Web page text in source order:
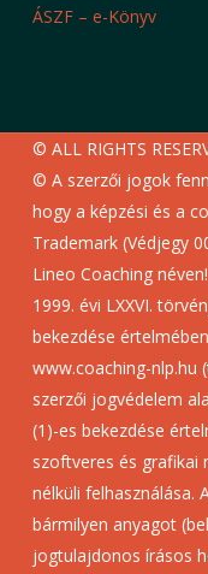
ÁSZF – e-Könyv
© ALL RIGHTS
© A szerzői jogok
hogy a képzési és a
Trademark (Védjegy
Lineo Coaching
1999. évi LXXVI.
bekezdése
www.coaching-nlp.hu
szerzői jogvédelem
(1)-es bekezdése
szoftveres és grafikai
nélküli felhasználása.
bármilyen anyagot
jogtulajdonos írásos